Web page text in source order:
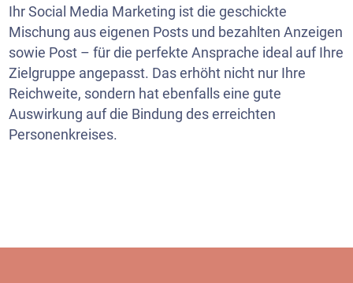
Ihr Social Media Marketing ist die geschickte
Mischung aus eigenen Posts und bezahlten Anzeigen
sowie Post – für die perfekte Ansprache ideal auf Ihre
Zielgruppe angepasst. Das erhöht nicht nur Ihre
Reichweite, sondern hat ebenfalls eine gute
Auswirkung auf die Bindung des erreichten
Personenkreises.